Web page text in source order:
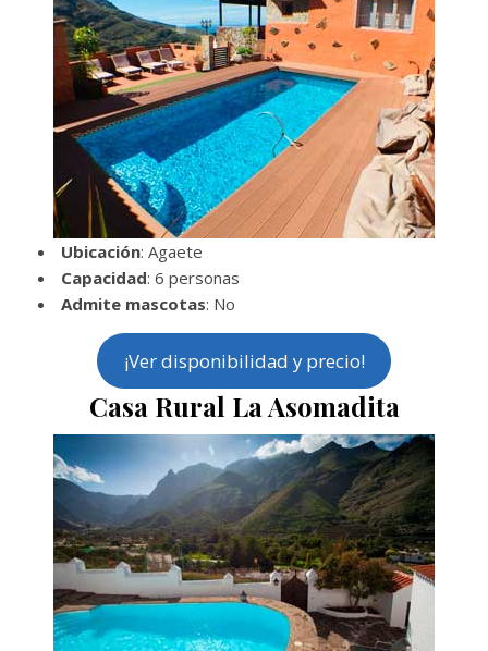
Ubicación: Agaete
Capacidad: 6 personas
Admite mascotas: No
¡Ver disponibilidad y precio!
Casa Rural La Asomadita